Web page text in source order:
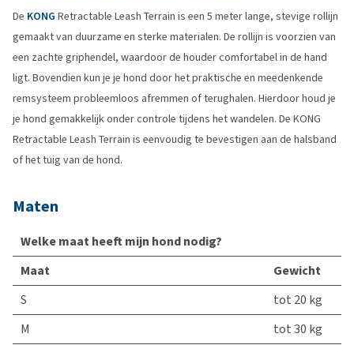
De KONG Retractable Leash Terrain is een 5 meter lange, stevige rollijn
gemaakt van duurzame en sterke materialen. De rollijn is voorzien van
een zachte griphendel, waardoor de houder comfortabel in de hand
ligt. Bovendien kun je je hond door het praktische en meedenkende
remsysteem probleemloos afremmen of terughalen. Hierdoor houd je
je hond gemakkelijk onder controle tijdens het wandelen. De KONG
Retractable Leash Terrain is eenvoudig te bevestigen aan de halsband
of het tuig van de hond.
Maten
Welke maat heeft mijn hond nodig?
Maat
Gewicht
S
tot 20 kg
M
tot 30 kg